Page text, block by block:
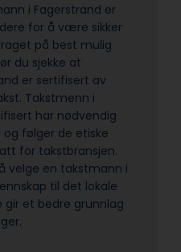
i Fagerstrand er
for å være sikker
på best mulig
du sjekke at
er sertifisert av
Takstmenn i
har nødvendig
følger de etiske
for takstbransjen.
velge en takstmann i
til det lokale
et bedre grunnlag